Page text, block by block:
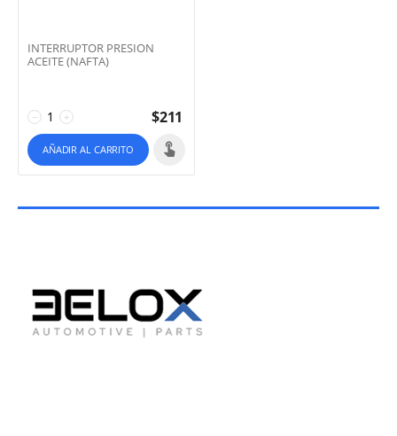
INTERRUPTOR PRESION
ACEITE (NAFTA)
+
− $211
AÑADIR AL CARRITO